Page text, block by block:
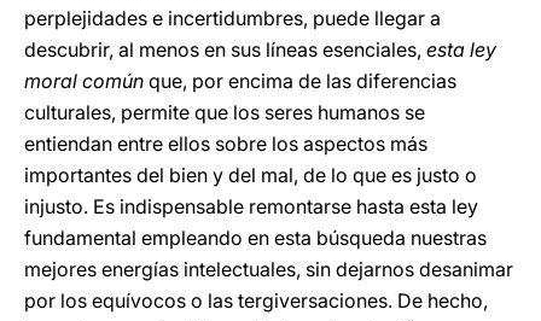
perplejidades e incertidumbres, puede llegar a
descubrir, al menos en sus líneas esenciales, esta ley
moral común que, por encima de las diferencias
culturales, permite que los seres humanos se
entiendan entre ellos sobre los aspectos más
importantes del bien y del mal, de lo que es justo o
injusto. Es indispensable remontarse hasta esta ley
fundamental empleando en esta búsqueda nuestras
mejores energías intelectuales, sin dejarnos desanimar
por los equívocos o las tergiversaciones. De hecho,